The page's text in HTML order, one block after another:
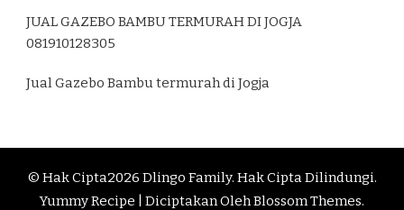
JUAL GAZEBO BAMBU TERMURAH DI JOGJA
081910128305
Jual Gazebo Bambu termurah di Jogja
© Hak Cipta2026 Dlingo Family. Hak Cipta Dilindungi.
Yummy Recipe | Diciptakan OlehBlossom Themes.